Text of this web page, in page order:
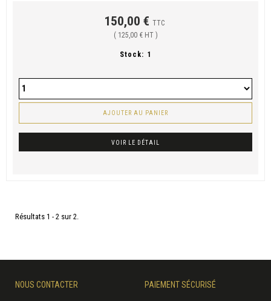
150,00 € TTC
( 125,00 € HT )
Stock: 1
AJOUTER AU PANIER
VOIR LE DÉTAIL
Résultats 1 - 2 sur 2.
NOUS CONTACTER PAIEMENT SÉCURISÉ